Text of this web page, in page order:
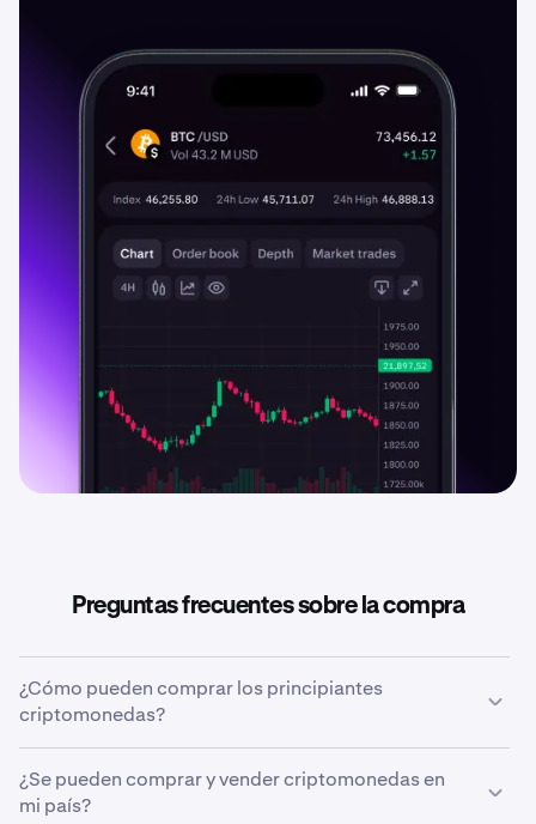
Preguntas frecuentes sobre la compra
¿Cómo pueden comprar los principiantes
criptomonedas?
criptomonedas, los principiantes deberían primero
investigar por su cuenta (y quizá buscar asesoramiento
¿Se pueden comprar y vender criptomonedas en
mi país?